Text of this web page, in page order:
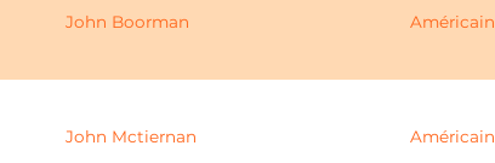
John Boorman Américain
John Mctiernan Américain